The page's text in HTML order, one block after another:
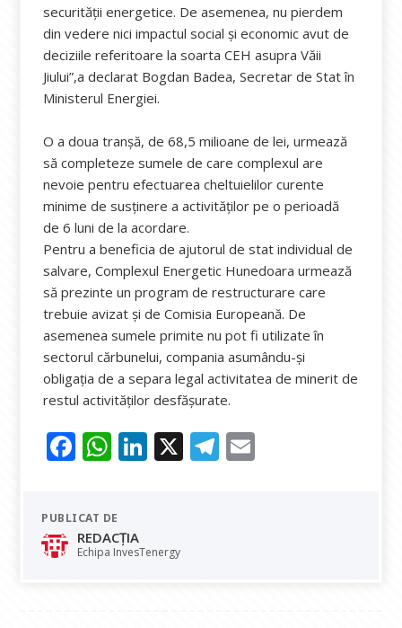
securității energetice. De asemenea, nu pierdem
din vedere nici impactul social și economic avut de
deciziile referitoare la soarta CEH asupra Văii
Jiului”,a declarat Bogdan Badea, Secretar de Stat în
Ministerul Energiei.
O a doua tranșă, de 68,5 milioane de lei, urmează
să completeze sumele de care complexul are
nevoie pentru efectuarea cheltuielilor curente
minime de susținere a activităților pe o perioadă
de 6 luni de la acordare.
Pentru a beneficia de ajutorul de stat individual de
salvare, Complexul Energetic Hunedoara urmează
să prezinte un program de restructurare care
trebuie avizat și de Comisia Europeană. De
asemenea sumele primite nu pot fi utilizate în
sectorul cărbunelui, compania asumându-și
obligația de a separa legal activitatea de minerit de
restul activităților desfășurate.
F
e
b
o
W
at
s
A
Li
dI
X T
PUBLICAT DE
REDACȚIA
Echipa InvesTenergy